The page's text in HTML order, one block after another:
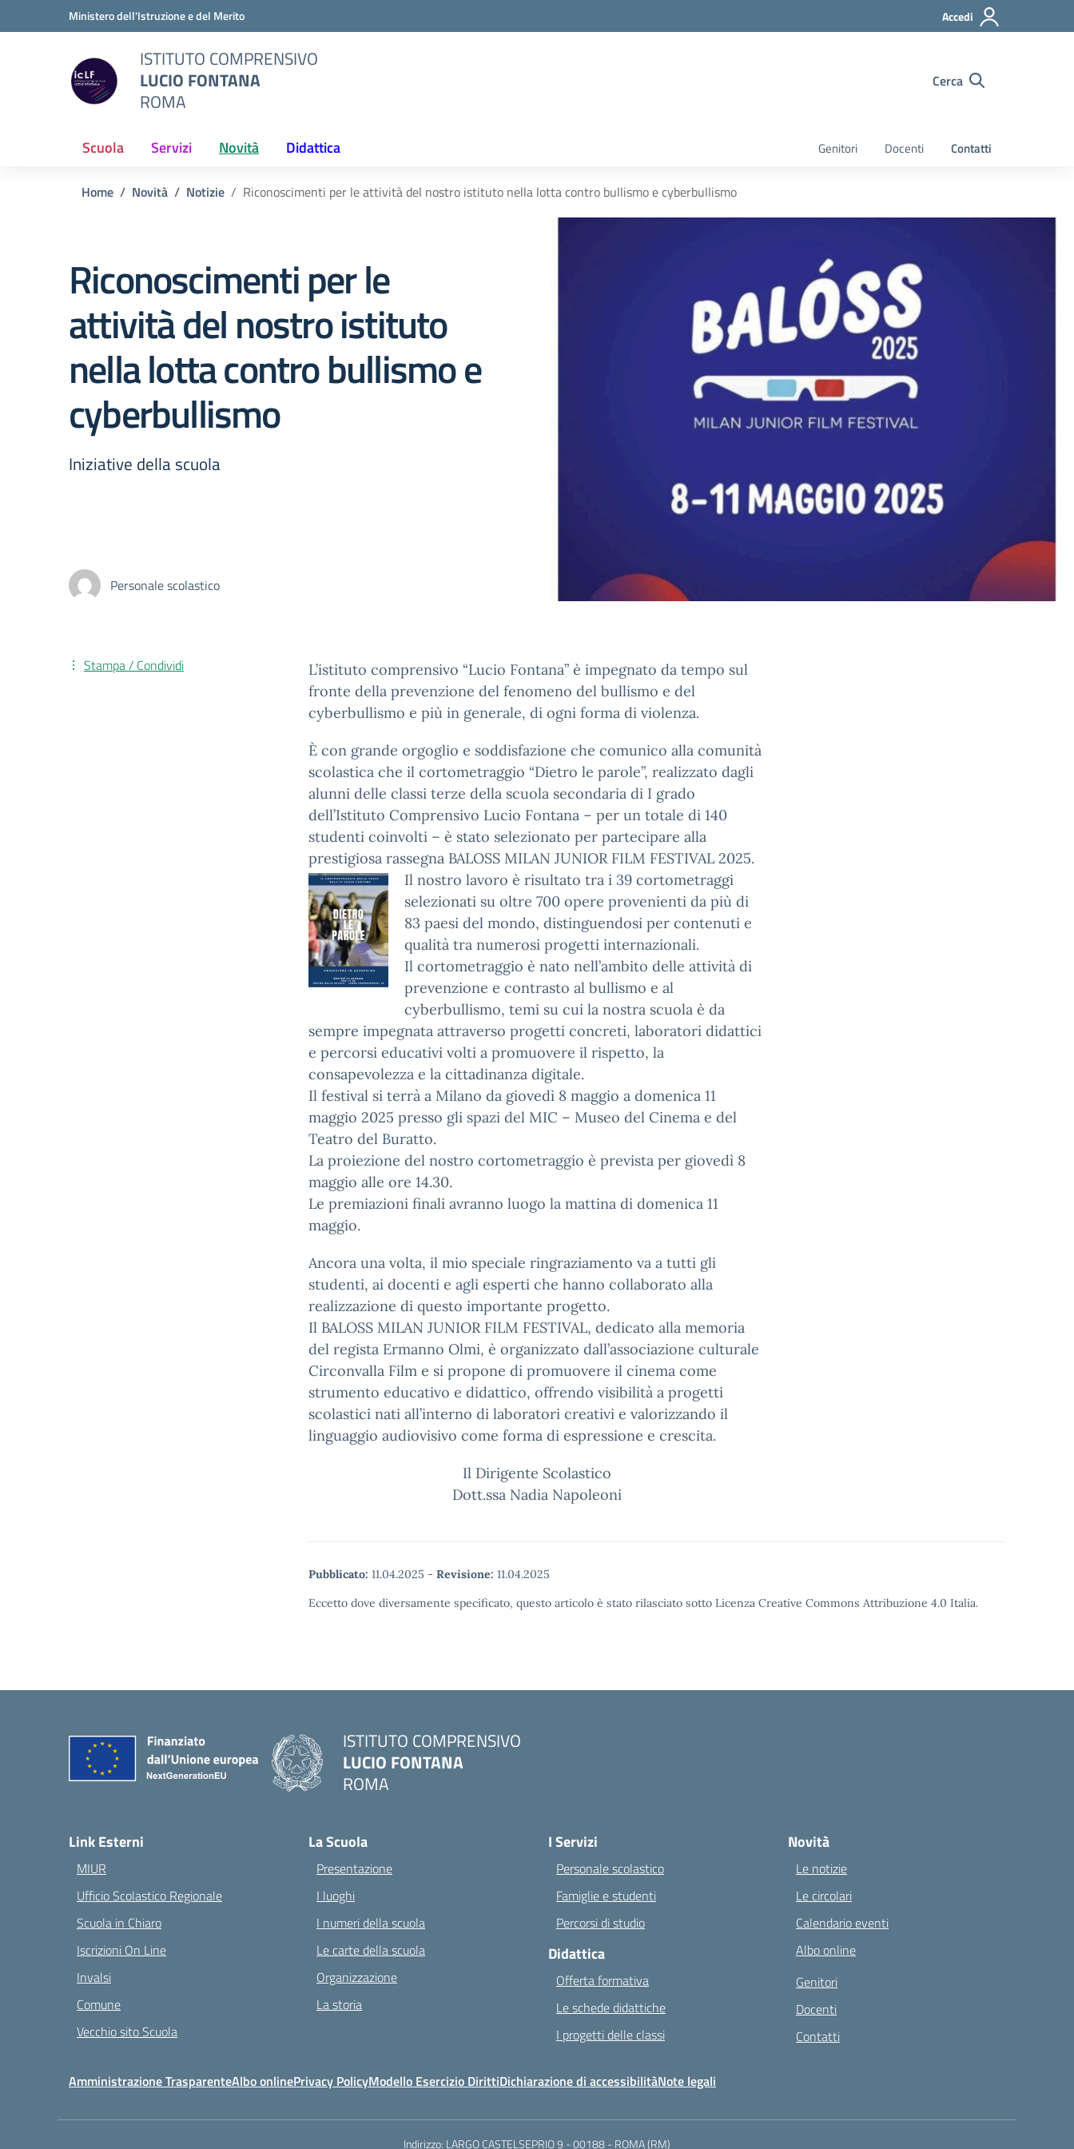
Vai ai contenuti
Vai al menu di navigazioneMinistero dell'Istruzione e del Merito Accedi
ISTITUTO COMPRENSIVO
LUCIO FONTANA
ROMA
Cerca
Scuola Servizi Novità Didattica Genitori Docenti Contatti
Home Novità Notizie Riconoscimenti per le attività del nostro istituto nella lotta contro bullismo e cyberbullismo
Riconoscimenti per le
attività del nostro istituto
nella lotta contro bullismo e
cyberbullismo
Iniziative della scuola
Personale scolastico
L’istituto comprensivo “Lucio Fontana” è impegnato da tempo sul
fronte della prevenzione del fenomeno del bullismo e del
cyberbullismo e più in generale, di ogni forma di violenza.
È con grande orgoglio e soddisfazione che comunico alla comunità
scolastica che il cortometraggio “Dietro le parole”, realizzato dagli
alunni delle classi terze della scuola secondaria di I grado
dell’Istituto Comprensivo Lucio Fontana – per un totale di 140
studenti coinvolti – è stato selezionato per partecipare alla
prestigiosa rassegna BALOSS MILAN JUNIOR FILM FESTIVAL 2025.
Il nostro lavoro è risultato tra i 39 cortometraggi
selezionati su oltre 700 opere provenienti da più di
83 paesi del mondo, distinguendosi per contenuti e
qualità tra numerosi progetti internazionali.
Il cortometraggio è nato nell’ambito delle attività di
prevenzione e contrasto al bullismo e al
cyberbullismo, temi su cui la nostra scuola è da
sempre impegnata attraverso progetti concreti, laboratori didattici
e percorsi educativi volti a promuovere il rispetto, la
consapevolezza e la cittadinanza digitale.
Il festival si terrà a Milano da giovedì 8 maggio a domenica 11
maggio 2025 presso gli spazi del MIC – Museo del Cinema e del
Teatro del Buratto.
La proiezione del nostro cortometraggio è prevista per giovedì 8
maggio alle ore 14.30.
Le premiazioni finali avranno luogo la mattina di domenica 11
maggio.
Ancora una volta, il mio speciale ringraziamento va a tutti gli
studenti, ai docenti e agli esperti che hanno collaborato alla
realizzazione di questo importante progetto.
Il BALOSS MILAN JUNIOR FILM FESTIVAL, dedicato alla memoria
del regista Ermanno Olmi, è organizzato dall’associazione culturale
Circonvalla Film e si propone di promuovere il cinema come
strumento educativo e didattico, offrendo visibilità a progetti
scolastici nati all’interno di laboratori creativi e valorizzando il
linguaggio audiovisivo come forma di espressione e crescita.
Il Dirigente Scolastico
Dott.ssa Nadia Napoleoni
Pubblicato: 11.04.2025 - Revisione: 11.04.2025
Eccetto dove diversamente specificato, questo articolo è stato rilasciato sotto Licenza Creative Commons Attribuzione 4.0 Italia.
Stampa / Condividi
ISTITUTO COMPRENSIVO
LUCIO FONTANA
ROMA
Link Esterni
MIUR
Ufficio Scolastico Regionale
Scuola in Chiaro
Iscrizioni On Line
Invalsi
Comune
Vecchio sito Scuola
La Scuola
Presentazione
I luoghi
I numeri della scuola
Le carte della scuola
Organizzazione
La storia
I Servizi
Personale scolastico
Famiglie e studenti
Percorsi di studio
Didattica
Offerta formativa
Le schede didattiche
I progetti delle classi
Novità
Le notizie
Le circolari
Calendario eventi
Albo online
Genitori
Docenti
Contatti
Amministrazione TrasparenteAlbo onlinePrivacy PolicyModello Esercizio DirittiDichiarazione di accessibilitàNote legali
Indirizzo: LARGO CASTELSEPRIO 9 - 00188 - ROMA (RM)